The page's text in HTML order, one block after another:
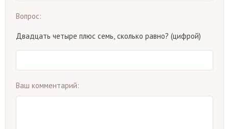
Вопрос:
Двадцать четыре плюс семь, сколько равно? (цифрой)
Ваш комментарий: